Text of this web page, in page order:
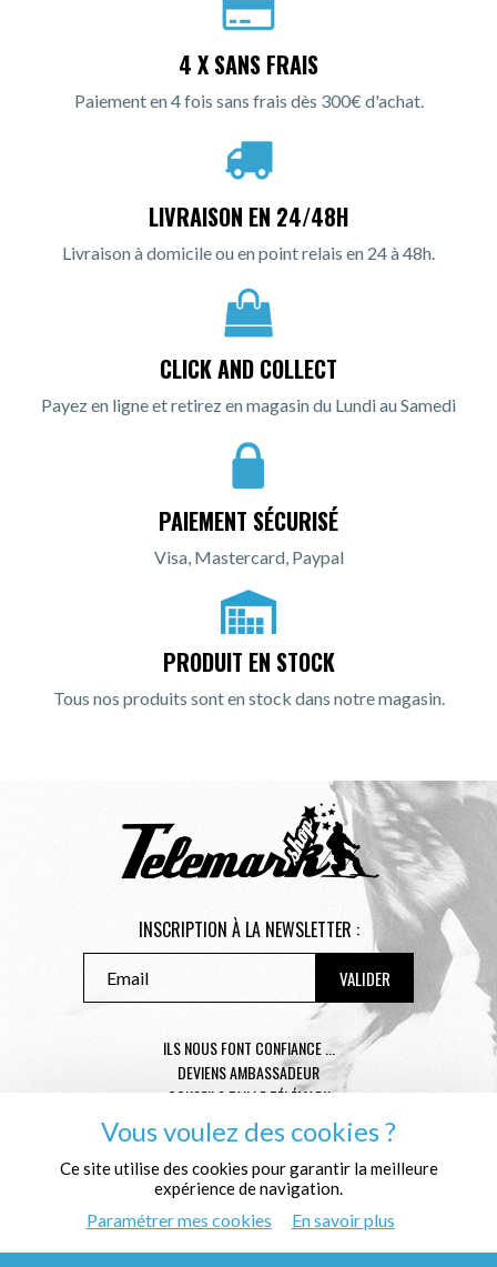
4 X SANS FRAIS
Paiement en 4 fois sans frais dès 300€ d'achat.
LIVRAISON EN 24/48H
Livraison à domicile ou en point relais en 24 à 48h.
CLICK AND COLLECT
Payez en ligne et retirez en magasin du Lundi au Samedi
PAIEMENT SÉCURISÉ
Visa, Mastercard, Paypal
PRODUIT EN STOCK
Tous nos produits sont en stock dans notre magasin.
INSCRIPTION À LA NEWSLETTER :
ILS NOUS FONT CONFIANCE ...
DEVIENS AMBASSADEUR
CONSEILS TAILLE TÉLÉMARK
CONDITIONS GÉNÉRALES DE VENTE
MENTIONS LÉGALES
POLITIQUE DE CONFIDENTIALITÉ
QUI SOMMES NOUS ?
Vous voulez des cookies ?
Ce site utilise des cookies pour garantir la meilleure
expérience de navigation.
Paramétrer mes cookies En savoir plus